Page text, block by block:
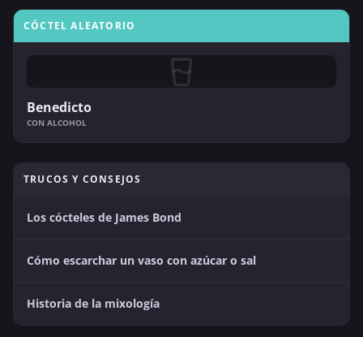
CÓCTEL ALEATORIO
Benedicto
CON ALCOHOL
TRUCOS Y CONSEJOS
Los cócteles de James Bond
Cómo escarchar un vaso con azúcar o sal
Historia de la mixología